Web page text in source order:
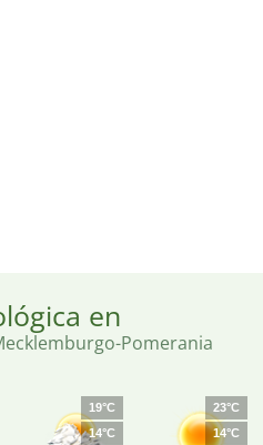
en
Pomerania
19°C
14°C
23°C
14°C